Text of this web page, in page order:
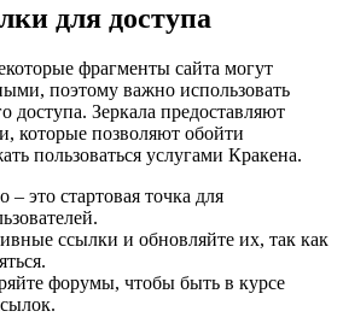
для доступа
фрагменты сайта могут
поэтому важно использовать
доступа. Зеркала предоставляют
которые позволяют обойти
пользоваться услугами Кракена.
– это стартовая точка для
ссылки и обновляйте их, так как
форумы, чтобы быть в курсе